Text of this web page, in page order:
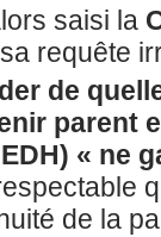
saisi la
requête
de
parent
« ne
de la